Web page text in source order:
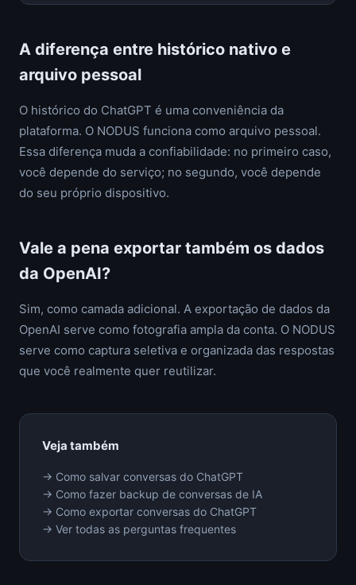
A diferença entre histórico nativo e
arquivo pessoal
O histórico do ChatGPT é uma conveniência da
plataforma. O NODUS funciona como arquivo pessoal.
Essa diferença muda a confiabilidade: no primeiro caso,
você depende do serviço; no segundo, você depende
do seu próprio dispositivo.
Vale a pena exportar também os dados
da OpenAI?
Sim, como camada adicional. A exportação de dados da
OpenAI serve como fotografia ampla da conta. O NODUS
serve como captura seletiva e organizada das respostas
que você realmente quer reutilizar.
Veja também
→ Como salvar conversas do ChatGPT
→ Como fazer backup de conversas de IA
→ Como exportar conversas do ChatGPT
→ Ver todas as perguntas frequentes